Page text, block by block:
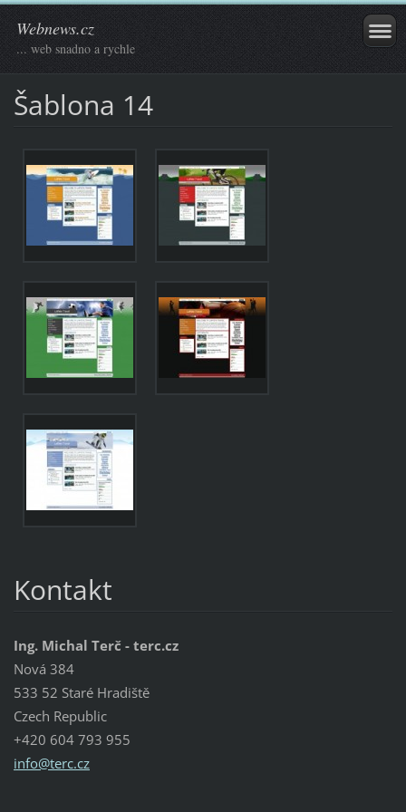
Webnews.cz
... web snadno a rychle
Šablona 14
Kontakt
Ing. Michal Terč - terc.cz
Nová 384
533 52 Staré Hradiště
Czech Republic
+420 604 793 955
info@terc.cz